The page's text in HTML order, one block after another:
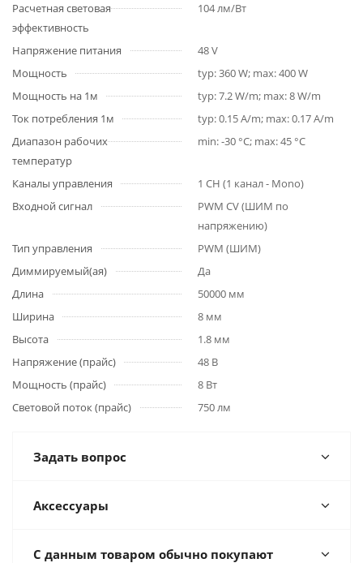
Расчетная световая
эффективность
104 лм/Вт
Напряжение питания
48 V
Мощность
typ: 360 W; max: 400 W
Мощность на 1м
typ: 7.2 W/m; max: 8 W/m
Ток потребления 1м
typ: 0.15 A/m; max: 0.17 A/m
Диапазон рабочих
температур
min: -30 °C; max: 45 °C
Каналы управления
1 CH (1 канал - Mono)
Входной сигнал
PWM СV (ШИМ по
напряжению)
Тип управления
PWM (ШИМ)
Диммируемый(ая)
Да
Длина
50000 мм
Ширина
8 мм
Высота
1.8 мм
Напряжение (прайс)
48 В
Мощность (прайс)
8 Вт
Световой поток (прайс)
750 лм
Задать вопрос
Аксессуары
С данным товаром обычно покупают